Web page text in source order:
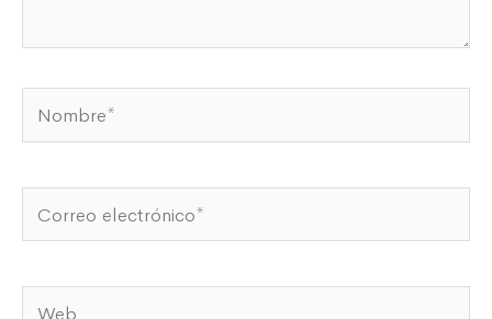
Nombre*
Correo
electrónico*
Web